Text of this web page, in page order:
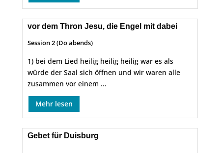
vor dem Thron Jesu, die Engel mit dabei
Session 2 (Do abends)
1) bei dem Lied heilig heilig heilig war es als
würde der Saal sich öffnen und wir waren alle
zusammen vor einem ...
Mehr lesen
Gebet für Duisburg